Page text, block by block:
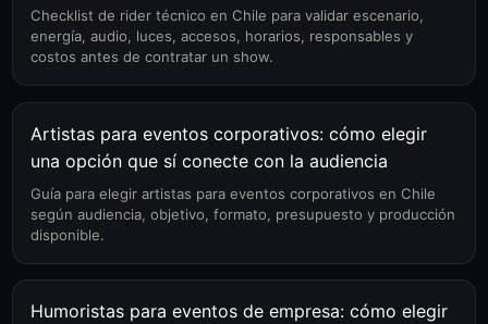
Checklist de rider técnico en Chile para validar escenario,
energía, audio, luces, accesos, horarios, responsables y
costos antes de contratar un show.
Artistas para eventos corporativos: cómo elegir
una opción que sí conecte con la audiencia
Guía para elegir artistas para eventos corporativos en Chile
según audiencia, objetivo, formato, presupuesto y producción
disponible.
Humoristas para eventos de empresa: cómo elegir